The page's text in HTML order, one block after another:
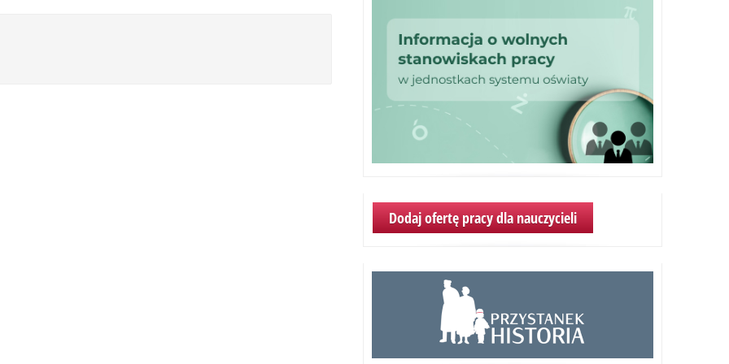
Dodaj ofertę pracy dla nauczycieli